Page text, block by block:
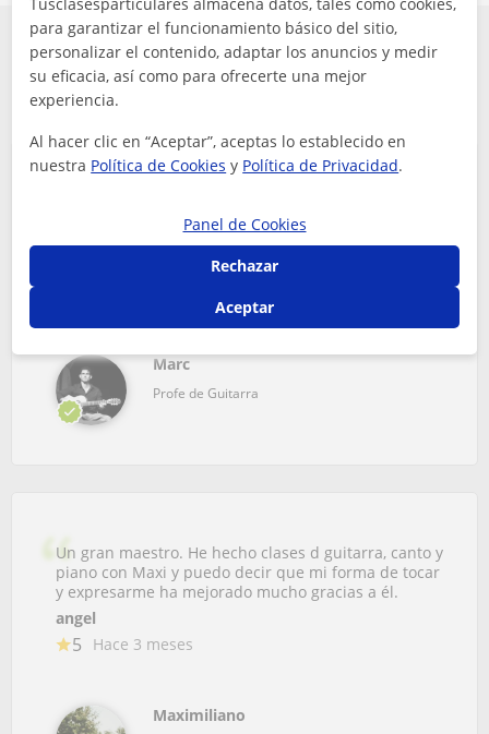
Conoce que opinan algunos de los alumnos
de Guitarra en Balears
paciencia, transmite muy buen rollo y se nota que le
gusta enseñar. Lo recomiendo sin duda.
Marc
Profe de Guitarra
Un gran maestro. He hecho clases d guitarra, canto y
piano con Maxi y puedo decir que mi forma de tocar
y expresarme ha mejorado mucho gracias a él.
angel
5 Hace 3 meses
Maximiliano
para garantizar el funcionamiento básico del sitio,
personalizar el contenido, adaptar los anuncios y medir
su eficacia, así como para ofrecerte una mejor
experiencia.
Al hacer clic en “Aceptar”, aceptas lo establecido en
nuestra Política de Cookies y Política de Privacidad.
Panel de Cookies
Rechazar
Aceptar